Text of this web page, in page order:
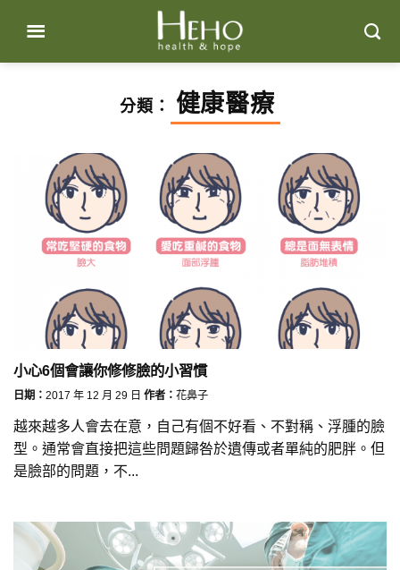
content
分類： 健康醫療
小心6個會讓你修修臉的小習慣
日期： 2017 年 12 月 29 日 作者： 花鼻子
越來越多人會去在意，自己有個不好看、不對稱、浮腫的臉
型。通常會直接把這些問題歸咎於遺傳或者單純的肥胖。但
是臉部的問題，不...